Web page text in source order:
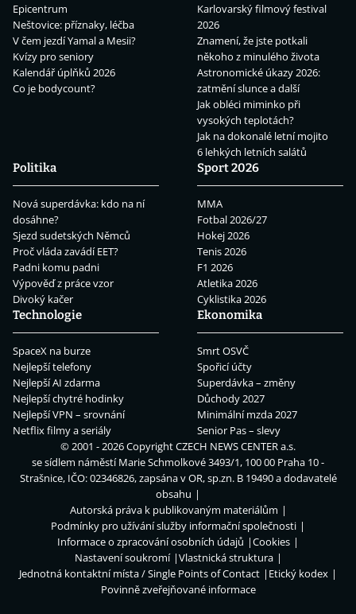
Epicentrum
Neštovice: příznaky, léčba
V čem jezdí Yamal a Mesii?
Kvízy pro seniory
Kalendář úplňků 2026
Co je bodycount?
Karlovarský filmový festival
2026
Znamení, že jste potkali
někoho z minulého života
Astronomické úkazy 2026:
zatmění slunce a další
Jak obléci miminko při
vysokých teplotách?
Jak na dokonalé letní mojito
6 lehkých letních salátů
Politika
Nová superdávka: kdo na ní
dosáhne?
Sjezd sudetských Němců
Proč vláda zavádí EET?
Padni komu padni
Výpověď z práce vzor
Divoký kačer
Sport 2026
MMA
Fotbal 2026/27
Hokej 2026
Tenis 2026
F1 2026
Atletika 2026
Cyklistika 2026
Technologie
SpaceX na burze
Nejlepší telefony
Nejlepší AI zdarma
Nejlepší chytré hodinky
Nejlepší VPN – srovnání
Netflix filmy a seriály
Ekonomika
Smrt OSVČ
Spořicí účty
Superdávka – změny
Důchody 2027
Minimální mzda 2027
Senior Pas – slevy
© 2001 - 2026 CopyrightCZECH NEWS CENTER a.s.
se sídlem náměstí Marie Schmolkové 3493/1, 100 00 Praha 10 -
Strašnice, IČO: 02346826, zapsána v OR, sp.zn. B 19490 a dodavatelé
obsahu
Autorská práva k publikovaným materiálům
Podmínky pro užívání služby informační společnosti
Informace o zpracování osobních údajů
Cookies
Nastavení soukromí
Vlastnická struktura
Jednotná kontaktní místa / Single Points of Contact
Etický kodex
Povinně zveřejňované informace